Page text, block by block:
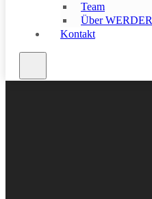
Team
Über WERDER
Kontakt